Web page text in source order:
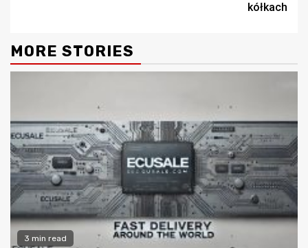
kółkach
MORE STORIES
3 min read